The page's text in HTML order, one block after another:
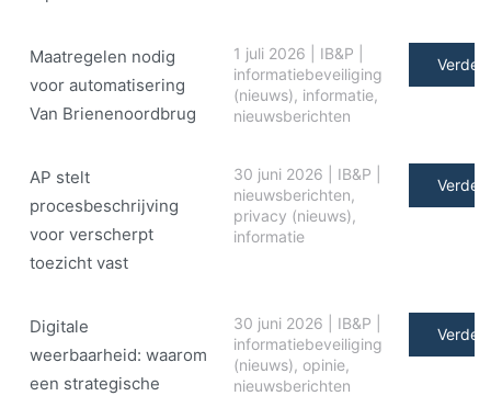
Maatregelen nodig
voor automatisering
Van Brienenoordbrug
1 juli 2026 IB&P
informatiebeveiliging
(nieuws), informatie,
nieuwsberichten
Verder
AP stelt
procesbeschrijving
voor verscherpt
toezicht vast
30 juni 2026 IB&P
nieuwsberichten,
privacy (nieuws),
informatie
Verder
Digitale
weerbaarheid: waarom
een strategische
30 juni 2026 IB&P
informatiebeveiliging
(nieuws), opinie,
nieuwsberichten
Verder